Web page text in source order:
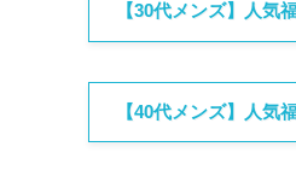
【30代メンズ】人気
【40代メンズ】人気